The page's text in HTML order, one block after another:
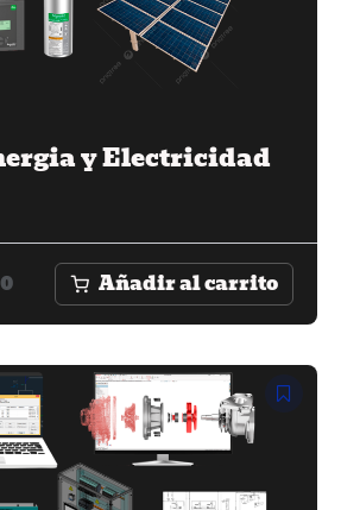
y Electricidad
Añadir al carrito